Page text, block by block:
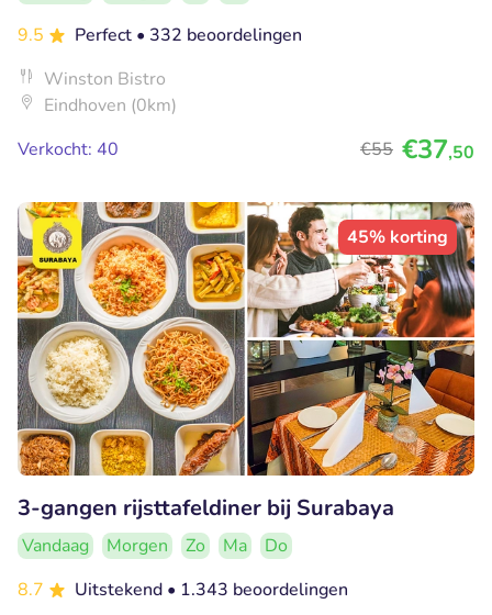
9.5
Perfect • 332 beoordelingen
Winston Bistro
Eindhoven (0km)
Verkocht: 40
€55 €37,50
45% korting
3-gangen rijsttafeldiner bij Surabaya
Vandaag Morgen Zo Ma
Do
8.7
Uitstekend • 1.343 beoordelingen